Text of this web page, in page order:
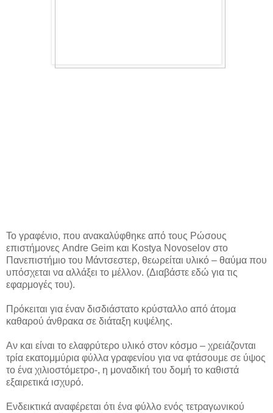
Το γραφένιο, που ανακαλύφθηκε από τους Ρώσους
επιστήμονες Andre Geim και Kostya Novoselov στο
Πανεπιστήμιο του Μάντσεστερ, θεωρείται υλικό – θαύμα που
υπόσχεται να αλλάξει το μέλλον. (Διαβάστε εδώ για τις
εφαρμογές του).
Πρόκειται για έναν δισδιάστατο κρύσταλλο από άτομα
καθαρού άνθρακα σε διάταξη κυψέλης.
Αν και είναι το ελαφρύτερο υλικό στον κόσμο – χρειάζονται
τρία εκατομμύρια φύλλα γραφενίου για να φτάσουμε σε ύψος
το ένα χιλιοστόμετρο-, η μοναδική του δομή το καθιστά
εξαιρετικά ισχυρό.
Ενδεικτικά αναφέρεται ότι ένα φύλλο ενός τετραγωνικού